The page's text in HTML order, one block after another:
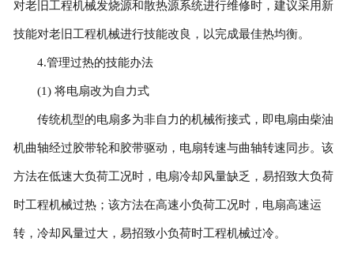
对老旧工程机械发烧源和散热源系统进行维修时，建议采用新
技能对老旧工程机械进行技能改良，以完成最佳热均衡。
4.管理过热的技能办法
(1) 将电扇改为自力式
传统机型的电扇多为非自力的机械衔接式，即电扇由柴油
机曲轴经过胶带轮和胶带驱动，电扇转速与曲轴转速同步。该
方法在低速大负荷工况时，电扇冷却风量缺乏，易招致大负荷
时工程机械过热；该方法在高速小负荷工况时，电扇高速运
转，冷却风量过大，易招致小负荷时工程机械过冷。